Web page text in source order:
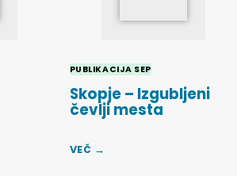
PUBLIKACIJA SEP
Skopje – Izgubljeni
čevlji mesta
VEČ →